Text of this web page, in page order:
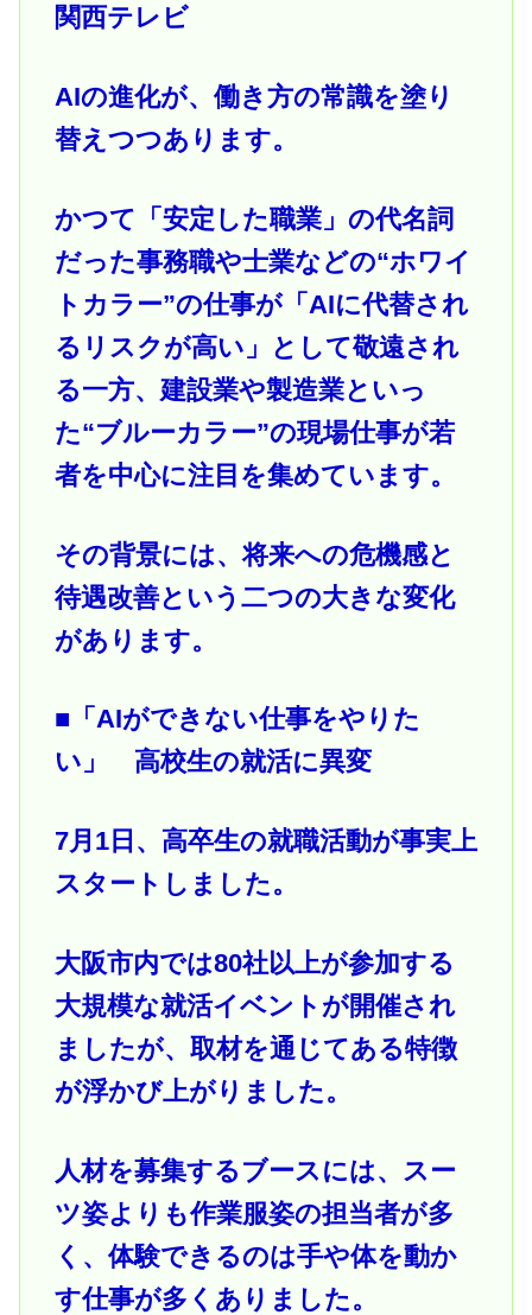
関西テレビ
AIの進化が、働き方の常識を塗り
替えつつあります。
かつて「安定した職業」の代名詞
だった事務職や士業などの“ホワイ
トカラー”の仕事が「AIに代替され
るリスクが高い」として敬遠され
る一方、建設業や製造業といっ
た“ブルーカラー”の現場仕事が若
者を中心に注目を集めています。
その背景には、将来への危機感と
待遇改善という二つの大きな変化
があります。
■「AIができない仕事をやりた
い」 高校生の就活に異変
7月1日、高卒生の就職活動が事実上
スタートしました。
大阪市内では80社以上が参加する
大規模な就活イベントが開催され
ましたが、取材を通じてある特徴
が浮かび上がりました。
人材を募集するブースには、スー
ツ姿よりも作業服姿の担当者が多
く、体験できるのは手や体を動か
す仕事が多くありました。